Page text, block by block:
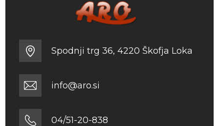
Spodnji trg 36, 4220 Škofja Loka
info@aro.si
04/51-20-838